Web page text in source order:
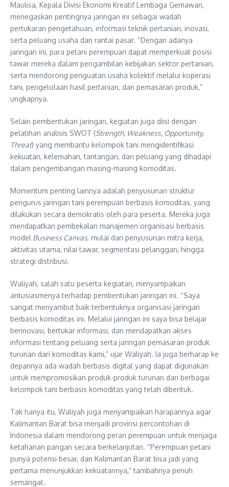
Maulisa, Kepala Divisi Ekonomi Kreatif Lembaga Gemawan,
menegaskan pentingnya jaringan ini sebagai wadah
pertukaran pengetahuan, informasi teknik pertanian, inovasi,
serta peluang usaha dan rantai pasar. “Dengan adanya
jaringan ini, para petani perempuan dapat memperkuat posisi
tawar mereka dalam pengambilan kebijakan sektor pertanian,
serta mendorong penguatan usaha kolektif melalui koperasi
tani, pengelolaan hasil pertanian, dan pemasaran produk,”
ungkapnya.
Selain pembentukan jaringan, kegiatan juga diisi dengan
pelatihan analisis SWOT (Strength, Weakness, Opportunity,
Threat) yang membantu kelompok tani mengidentifikasi
kekuatan, kelemahan, tantangan, dan peluang yang dihadapi
dalam pengembangan masing-masing komoditas.
Momentum penting lainnya adalah penyusunan struktur
pengurus jaringan tani perempuan berbasis komoditas, yang
dilakukan secara demokratis oleh para peserta. Mereka juga
mendapatkan pembekalan manajemen organisasi berbasis
model Business Canvas, mulai dari penyusunan mitra kerja,
aktivitas utama, nilai tawar, segmentasi pelanggan, hingga
strategi distribusi.
Waliyah, salah satu peserta kegiatan, menyampaikan
antusiasmenya terhadap pembentukan jaringan ini. “Saya
sangat menyambut baik terbentuknya organisasi jaringan
berbasis komoditas ini. Melalui jaringan ini saya bisa belajar
berinovasi, bertukar informasi, dan mendapatkan akses
informasi tentang peluang serta jaringan pemasaran produk
turunan dari komoditas kami,” ujar Waliyah. Ia juga berharap ke
depannya ada wadah berbasis digital yang dapat digunakan
untuk mempromosikan produk-produk turunan dari berbagai
kelompok tani berbasis komoditas yang telah dibentuk.
Tak hanya itu, Waliyah juga menyampaikan harapannya agar
Kalimantan Barat bisa menjadi provinsi percontohan di
Indonesia dalam mendorong peran perempuan untuk menjaga
ketahanan pangan secara berkelanjutan. “Perempuan petani
punya potensi besar, dan Kalimantan Barat bisa jadi yang
pertama menunjukkan kekuatannya,” tambahnya penuh
semangat.